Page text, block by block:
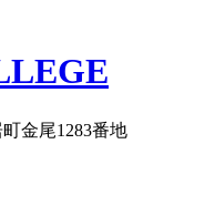
金尾1283番地